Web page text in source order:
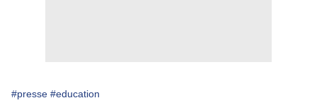
#presse #education